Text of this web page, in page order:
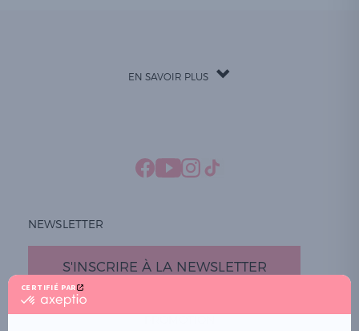
CERTIFIÉ PAR
certifié
EN SAVOIR PLUS
NEWSLETTER
S'INSCRIRE À LA NEWSLETTER